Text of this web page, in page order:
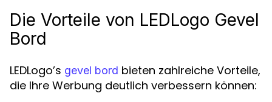
Die Vorteile von LEDLogo Gevel
Bord
LEDLogo’s gevel bord bieten zahlreiche Vorteile,
die Ihre Werbung deutlich verbessern können: